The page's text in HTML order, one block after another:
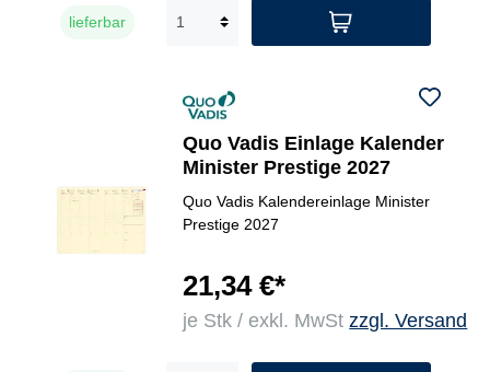
lieferbar
Quo Vadis Einlage Kalender
Minister Prestige 2027
Quo Vadis Kalendereinlage Minister
Prestige 2027
21,34 €*
je Stk / exkl. MwStzzgl. Versand